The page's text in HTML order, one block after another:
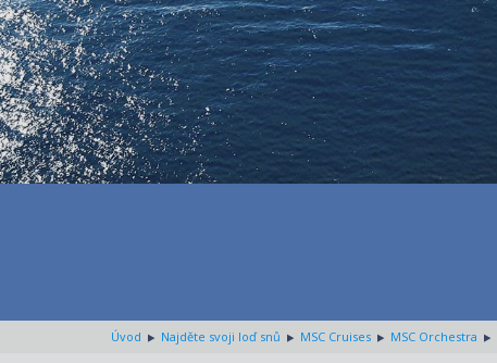
Úvod Najděte svoji loď snů MSC Cruises MSC Orchestra